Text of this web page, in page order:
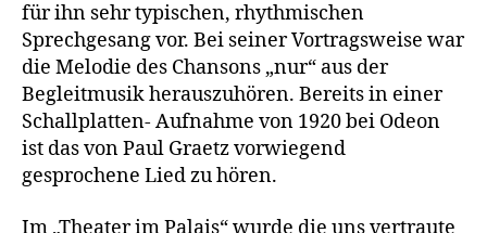
für ihn sehr typischen, rhythmischen
Sprechgesang vor. Bei seiner Vortragsweise war
die Melodie des Chansons „nur“ aus der
Begleitmusik herauszuhören. Bereits in einer
Schallplatten- Aufnahme von 1920 bei Odeon
ist das von Paul Graetz vorwiegend
gesprochene Lied zu hören.
Im „Theater im Palais“ wurde die uns vertraute